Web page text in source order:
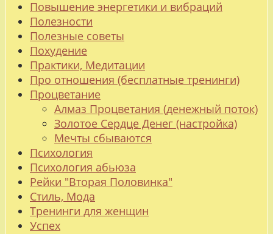
Повышение энергетики и вибраций
Полезности
Полезные советы
Похудение
Практики, Медитации
Про отношения (бесплатные тренинги)
Процветание
Алмаз Процветания (денежный поток)
Золотое Сердце Денег (настройка)
Мечты сбываются
Психология
Психология абьюза
Рейки "Вторая Половинка"
Стиль, Мода
Тренинги для женщин
Успех